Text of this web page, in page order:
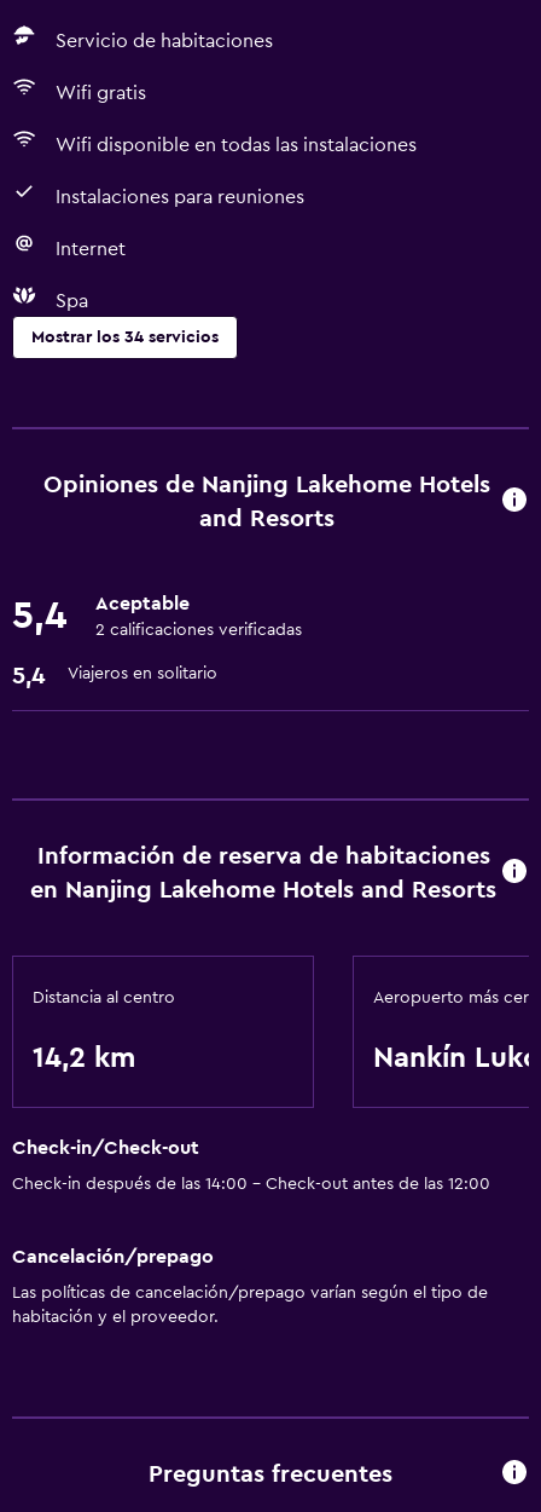
Servicio de habitaciones
Wifi gratis
Wifi disponible en todas las instalaciones
Instalaciones para reuniones
Internet
Spa
Mostrar los 34 servicios
Renta de autos
Check-out exprés
Instalaciones para reuniones
Servicio de habitaciones
Sauna
Spa
Wifi gratis
Wifi disponible en todas las instalaciones
Internet
Extinguidor
Accesibilidad y adecuación
Accesibilidad
Opiniones de Nanjing Lakehome Hotels
and Resorts
5,4 Aceptable
2 calificaciones verificadas
5,4 Viajeros en solitario
Información de reserva de habitaciones
en Nanjing Lakehome Hotels and Resorts
Distancia al centro
14,2 km
Aeropuerto más
Nankín
Check-in/Check-out
Check-in después de las 14:00 - Check-out antes de las 12:00
Cancelación/prepago
Las políticas de cancelación/prepago varían según el tipo de
habitación y el proveedor.
Preguntas frecuentes